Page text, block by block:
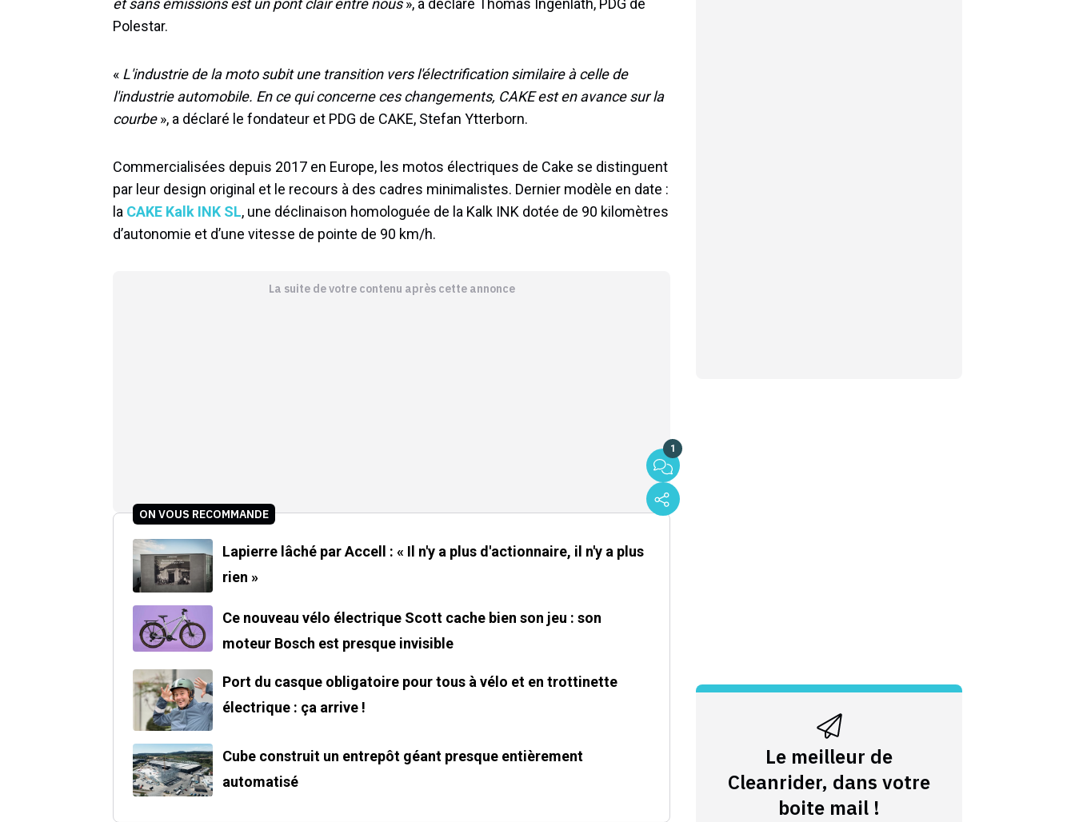
et sans émissions est un pont clair entre nous», a déclaré Thomas Ingenlath, PDG de
Polestar.
« L'industrie de la moto subit une transition vers l'électrification similaire à celle de
l'industrie automobile. En ce qui concerne ces changements, CAKE est en avance sur la
courbe», a déclaré le fondateur et PDG de CAKE, Stefan Ytterborn.
Commercialisées depuis 2017 en Europe, les motos électriques de Cake se distinguent
par leur design original et le recours à des cadres minimalistes. Dernier modèle en date :
la CAKE Kalk INK SL, une déclinaison homologuée de la Kalk INK dotée de 90 kilomètres
d’autonomie et d’une vitesse de pointe de 90 km/h.
La suite de votre contenu après cette annonce
1
ON VOUS RECOMMANDE
Lapierre lâché par Accell : « Il n'y a plus d'actionnaire, il n'y a plus
rien »
Ce nouveau vélo électrique Scott cache bien son jeu : son
moteur Bosch est presque invisible
Port du casque obligatoire pour tous à vélo et en trottinette
électrique : ça arrive !
Cube construit un entrepôt géant presque entièrement
automatisé
Le meilleur de
Cleanrider, dans votre
boite mail !